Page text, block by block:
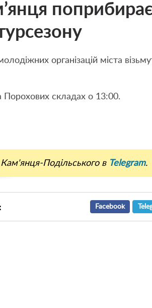
організацій міста
Порохових складах о 13:00.
Подільського в Telegram.
Facebook